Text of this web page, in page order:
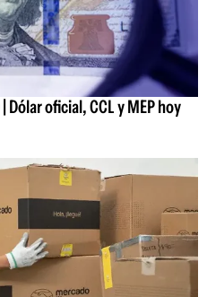
Dólar oficial, CCL y MEP hoy